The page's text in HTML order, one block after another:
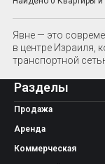
Явне — это
в центре Израиля,
транспортной
Разделы
Продажа
Аренда
Коммерческая